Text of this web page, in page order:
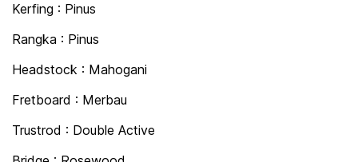
Kerfing : Pinus
Rangka : Pinus
Headstock : Mahogani
Fretboard : Merbau
Trustrod : Double Active